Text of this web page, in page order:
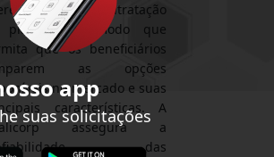
na contratação
planos, de modo que
que os beneficiários
as opções
no mercado e suas
características. A
assegura a
das
app
suas solicitações